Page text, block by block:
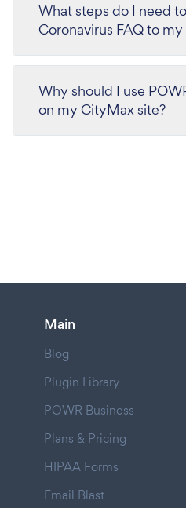
What steps do I need
Coronavirus FAQ to
Why should I use
on my CityMax site?
Main
Blog
Plugin Library
POWR Business
Plans & Pricing
HIPAA Forms
Email Blast